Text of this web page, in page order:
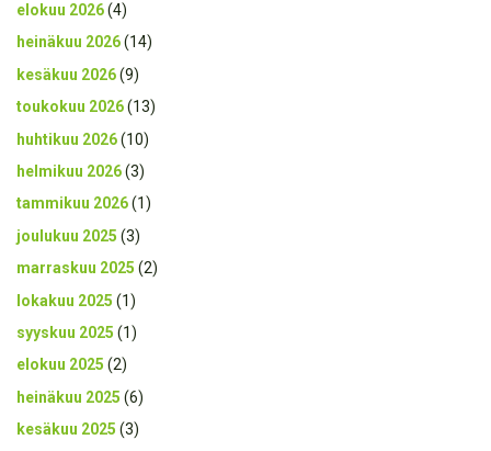
elokuu 2026(4)
heinäkuu 2026(14)
kesäkuu 2026(9)
toukokuu 2026(13)
huhtikuu 2026(10)
helmikuu 2026(3)
tammikuu 2026(1)
joulukuu 2025 (3)
marraskuu 2025 (2)
lokakuu 2025 (1)
syyskuu 2025 (1)
elokuu 2025 (2)
heinäkuu 2025 (6)
kesäkuu 2025 (3)